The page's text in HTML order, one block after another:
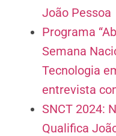
João Pessoa
Programa
Semana
Tecnologia
entrevista
SNCT 2024:
Qualifica